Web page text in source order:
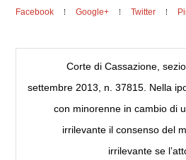
Facebook Google+ Twitter
Corte di Cassazione,
settembre 2013, n. 37815. Nella
con minorenne in cambio di
irrilevante il consenso del
irrilevante se